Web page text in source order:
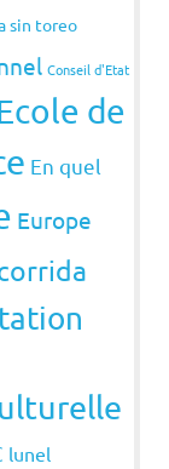
sin toreo
Conseil d'Etat
de
En quel
Europe
lunel